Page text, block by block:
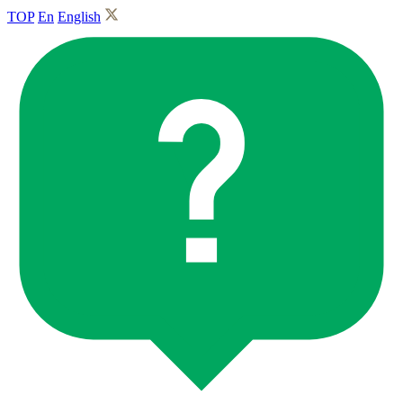
TOP En English